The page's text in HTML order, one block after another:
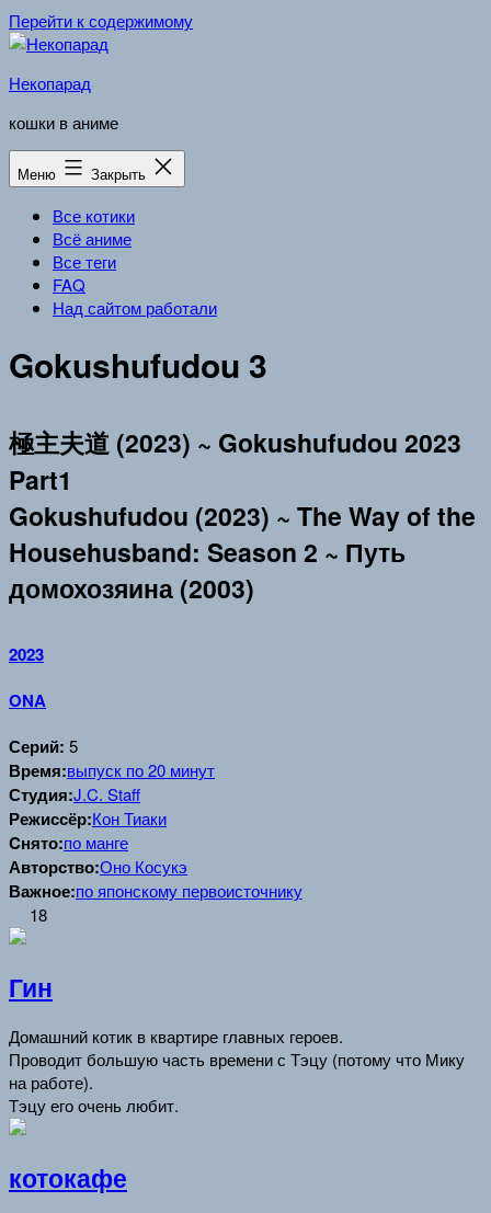
Перейти к содержимому
Некопарад
кошки в аниме
Меню Закрыть
Все котики
Всё аниме
Все теги
FAQ
Над сайтом работали
Gokushufudou 3
極主夫道 (2023) ~ Gokushufudou 2023
Part1
Gokushufudou (2023) ~ The Way of the
Househusband: Season 2 ~ Путь
домохозяина (2003)
2023
ONA
Серий: 5
Время:выпуск по 20 минут
Студия:J.C. Staff
Режиссёр:Кон Тиаки
Cнято:по манге
Авторство:Оно Косукэ
Важное:по японскому первоисточнику
18
Гин
Домашний котик в квартире главных героев.
Проводит большую часть времени с Тэцу (потому что Мику
на работе).
Тэцу его очень любит.
котокафе